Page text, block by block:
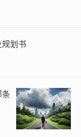
划书